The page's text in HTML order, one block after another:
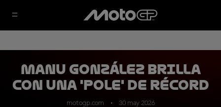
Manu González brilla
con una 'pole' de récord
motogp.com 30 may 2026